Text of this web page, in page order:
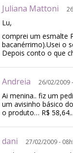
Juliana Mattoni
Lu,
comprei um esmalte
bacanérrimo).Usei o
Depois conto o que
Andreia 26/02/2009
Ai menina.. fiz um
um avisinho básico
o produto… R$
dani 27/02/2009 -